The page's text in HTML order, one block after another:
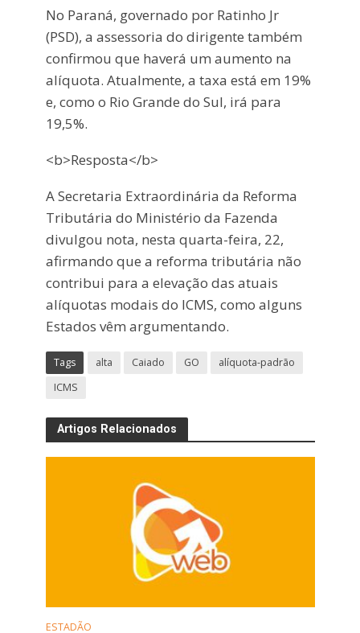
No Paraná, governado por Ratinho Jr
(PSD), a assessoria do dirigente também
confirmou que haverá um aumento na
alíquota. Atualmente, a taxa está em 19%
e, como o Rio Grande do Sul, irá para
19,5%.
<b>Resposta</b>
A Secretaria Extraordinária da Reforma
Tributária do Ministério da Fazenda
divulgou nota, nesta quarta-feira, 22,
afirmando que a reforma tributária não
contribui para a elevação das atuais
alíquotas modais do ICMS, como alguns
Estados vêm argumentando.
Tags alta Caiado GO
alíquota-padrão
ICMS
Artigos Relacionados
ESTADÃO